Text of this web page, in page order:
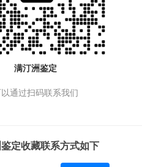
满汀洲鉴定
通过扫码联系我们
定收藏联系方式如下